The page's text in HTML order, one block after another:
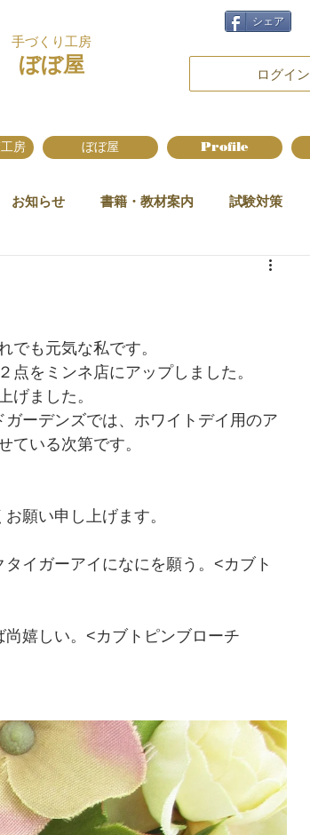
手づくり工房
ぼぼ屋
シェア
ログイン
房 ぼぼ屋 Profile
お知らせ 書籍・教材案内 試験対策
でも元気な私です。
をミンネ店にアップしました。
げました。
ーデンズでは、ホワイトデイ用のア
ている次第です。
願い申し上げます。
イガーアイになにを願う。<カブト
嬉しい。<カブトピンブローチ